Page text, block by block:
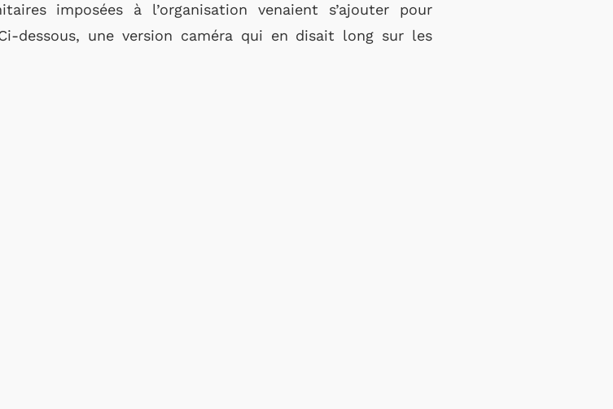
imposées à l’organisation venaient s’ajouter pour
dessous, une version caméra qui en disait long sur les